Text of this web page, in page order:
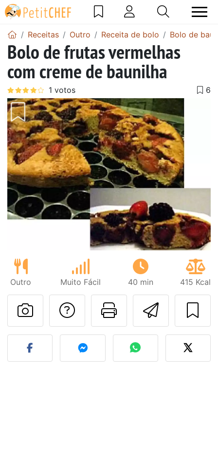
Receitas Outro Receita de bolo Bolo de
Bolo de frutas vermelhas
com creme de baunilha
Outro Muito Fácil 40 min 415 Kcal
Imprima
Falar com o autor
Fez esta receita?